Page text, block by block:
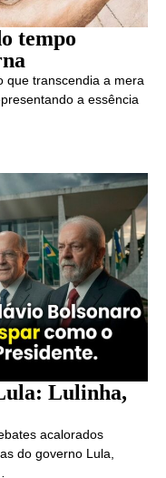
tempo
que transcendia a mera
a essência
Lulinha,
acalorados
do governo Lula,